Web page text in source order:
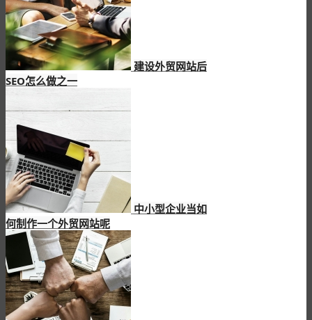
建设外贸网站后
SEO怎么做之一
中小型企业当如
何制作一个外贸网站呢